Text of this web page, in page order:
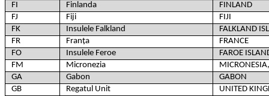
FI
Finlanda
FINLAND
FJ
Fiji
FIJI
FK
Insulele Falkland
FALKLAND
FR
Franța
FRANCE
FO
Insulele Feroe
FAROE
FM
Micronezia
MICRONESIA,
GA
Gabon
GABON
GB
Regatul Unit
UNITED